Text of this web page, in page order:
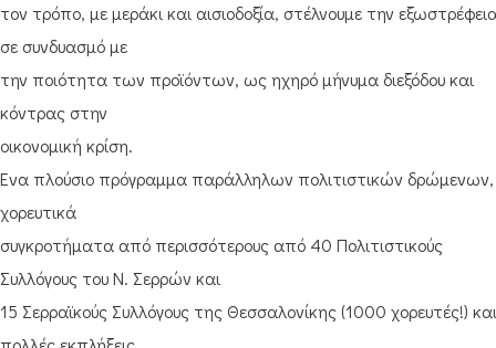
τον τρόπο, με μεράκι και αισιοδοξία, στέλνουμε την
σε συνδυασμό με
την ποιότητα των προϊόντων, ως ηχηρό μήνυμα διεξόδου και
κόντρας στην
οικονομική κρίση.
Ένα πλούσιο πρόγραμμα παράλληλων πολιτιστικών δρώμενων,
χορευτικά
συγκροτήματα από περισσότερους από 40 Πολιτιστικούς
Συλλόγους του Ν. Σερρών και
15 Σερραϊκούς Συλλόγους της Θεσσαλονίκης (1000 χορευτές!) και